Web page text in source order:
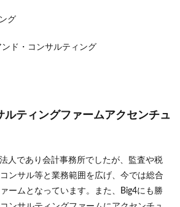
グ
ンド・コンサルティング
ルティングファームアクセンチュ
人であり会計事務所でしたが、監査や税
ンサル等と業務範囲を広げ、今では総合
ームとなっています。また、Big4にも勝